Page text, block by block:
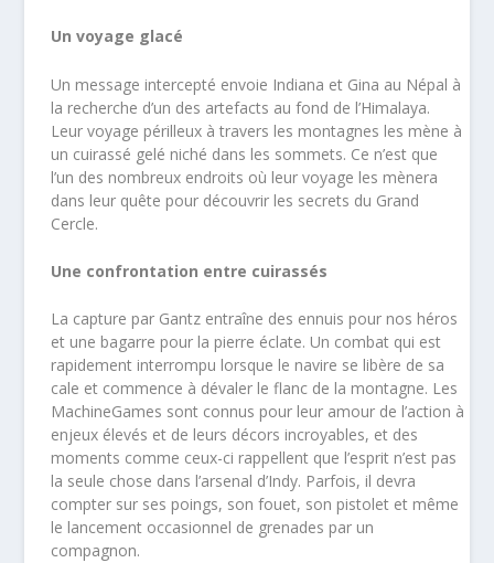
Un voyage glacé
Un message intercepté envoie Indiana et Gina au Népal à
la recherche d’un des artefacts au fond de l’Himalaya.
Leur voyage périlleux à travers les montagnes les mène à
un cuirassé gelé niché dans les sommets. Ce n’est que
l’un des nombreux endroits où leur voyage les mènera
dans leur quête pour découvrir les secrets du Grand
Cercle.
Une confrontation entre cuirassés
La capture par Gantz entraîne des ennuis pour nos héros
et une bagarre pour la pierre éclate. Un combat qui est
rapidement interrompu lorsque le navire se libère de sa
cale et commence à dévaler le flanc de la montagne. Les
MachineGames sont connus pour leur amour de l’action à
enjeux élevés et de leurs décors incroyables, et des
moments comme ceux-ci rappellent que l’esprit n’est pas
la seule chose dans l’arsenal d’Indy. Parfois, il devra
compter sur ses poings, son fouet, son pistolet et même
le lancement occasionnel de grenades par un
compagnon.